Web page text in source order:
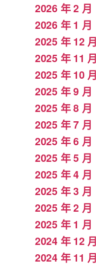
2026 年 2 月
2026 年 1 月
2025 年 12 月
2025 年 11 月
2025 年 10 月
2025 年 9 月
2025 年 8 月
2025 年 7 月
2025 年 6 月
2025 年 5 月
2025 年 4 月
2025 年 3 月
2025 年 2 月
2025 年 1 月
2024 年 12 月
2024 年 11 月